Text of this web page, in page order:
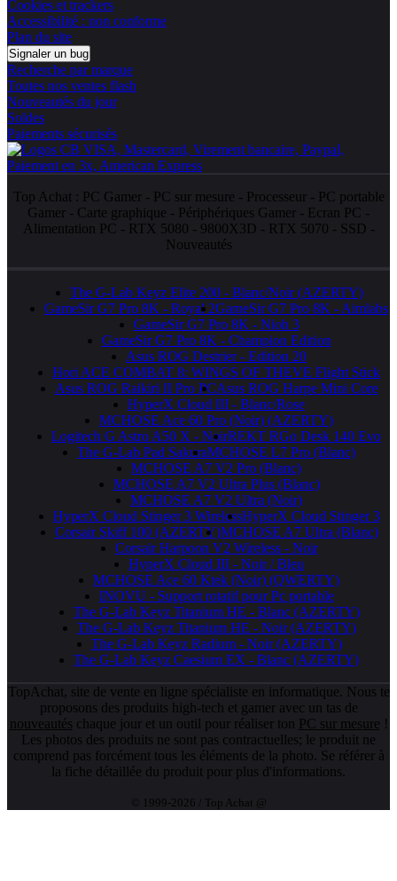
Cookies et trackers
Accessibilité : non conforme
Plan du site
Signaler un bug
Recherche par marque
Toutes nos ventes flash
Nouveautés du jour
Soldes
Paiements sécurisés
Top Achat : PC Gamer- PC sur mesure - Processeur- PC portable
Gamer - Carte graphique - Périphériques Gamer - Ecran PC -
Alimentation PC - RTX 5080 - 9800X3D - RTX 5070 - SSD -
Nouveautés
The G-Lab Keyz Elite 200 - Blanc/Noir (AZERTY)
GameSir G7 Pro 8K - Royal 2GameSir G7 Pro 8K - Aimlabs
GameSir G7 Pro 8K - Nioh 3
GameSir G7 Pro 8K - Champion Edition
Asus ROG Destrier - Edition 20
Hori ACE COMBAT 8: WINGS OF THEVE Flight Stick
Asus ROG Raikiri II Pro PCAsus ROG Harpe Mini Core
HyperX Cloud III - Blanc/Rose
MCHOSE Ace 60 Pro (Noir) (AZERTY)
Logitech G Astro A50 X - NoirREKT RGo Desk 140 Evo
The G-Lab Pad SakuraMCHOSE L7 Pro (Blanc)
MCHOSE A7 V2 Pro (Blanc)
MCHOSE A7 V2 Ultra Plus (Blanc)
MCHOSE A7 V2 Ultra (Noir)
HyperX Cloud Stinger 3 WirelessHyperX Cloud Stinger 3
Corsair Skiff 100 (AZERTY)MCHOSE A7 Ultra (Blanc)
Corsair Harpoon V2 Wireless - Noir
HyperX Cloud III - Noir / Bleu
MCHOSE Ace 60 Ktek (Noir) (QWERTY)
INOVU - Support rotatif pour Pc portable
The G-Lab Keyz Titanium HE - Blanc (AZERTY)
The G-Lab Keyz Titanium HE - Noir (AZERTY)
The G-Lab Keyz Radium - Noir (AZERTY)
The G-Lab Keyz Caesium EX - Blanc (AZERTY)
TopAchat, site de vente en ligne spécialiste en informatique. Nous te
proposons des produits high-tech et gamer avec un tas de
nouveautés chaque jour et un outil pour réaliser ton PC sur mesure !
Les photos des produits ne sont pas contractuelles; le produit ne
comprend pas forcément tous les éléments de la photo. Se référer à
la fiche détaillée du produit pour plus d'informations.
© 1999-2026 / Top Achat @